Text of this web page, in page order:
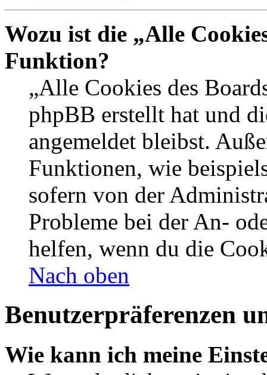
Wozu ist die „Alle
Funktion?
„Alle Cookies des
phpBB erstellt hat und
angemeldet bleibst.
Funktionen, wie
sofern von der
Probleme bei der An-
helfen, wenn du die
Nach oben
Benutzerpräferenzen
Wie kann ich meine